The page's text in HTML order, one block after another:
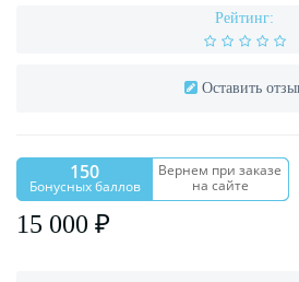
Рейтинг:
Оставить
150
Бонусных баллов
Вернем при заказе
на сайте
15 000 ₽